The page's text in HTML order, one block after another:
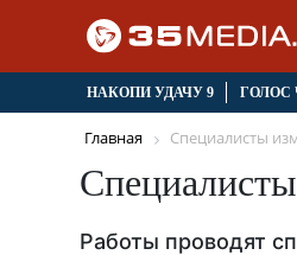
НАКОПИ УДАЧУ 9 ГОЛОС
Главная Специалисты
Работы проводят